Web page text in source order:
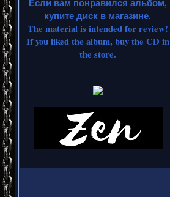
купите диск в магазине.
The material is intended for review!
If you liked the album, buy the CD in
the store.